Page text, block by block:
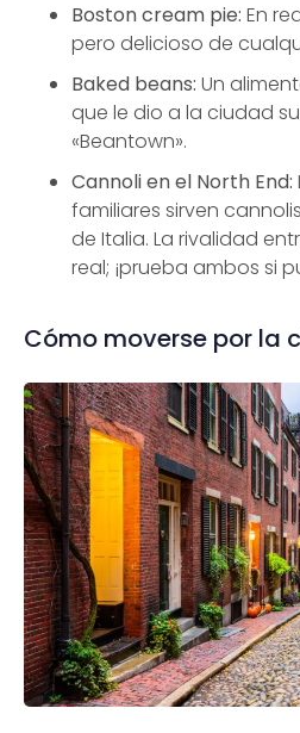
Boston cream pie: En
pero delicioso de
Baked beans: Un
que le dio a la ciudad
«Beantown».
Cannoli en el North End:
familiares sirven
de Italia. La rivalidad
real; ¡prueba ambos si
Cómo moverse por la